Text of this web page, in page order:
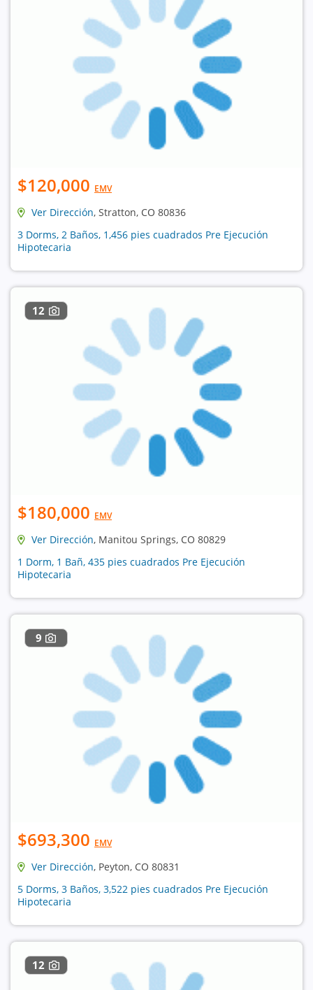
$120,000 EMV
Ver Dirección, Stratton, CO 80836
3 Dorms, 2 Baños, 1,456 pies cuadrados Pre Ejecución
Hipotecaria
12
$180,000 EMV
Ver Dirección, Manitou Springs, CO 80829
1 Dorm, 1 Bañ, 435 pies cuadrados Pre Ejecución
Hipotecaria
9
$693,300 EMV
Ver Dirección, Peyton, CO 80831
5 Dorms, 3 Baños, 3,522 pies cuadrados Pre Ejecución
Hipotecaria
12